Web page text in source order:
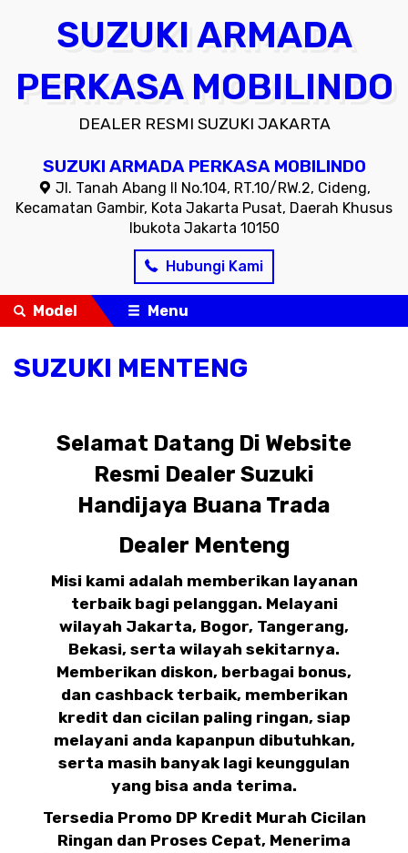
SUZUKI ARMADA
PERKASA MOBILINDO
DEALER RESMI SUZUKI JAKARTA
SUZUKI ARMADA PERKASA MOBILINDO
Jl. Tanah Abang II No.104, RT.10/RW.2, Cideng,
Kecamatan Gambir, Kota Jakarta Pusat, Daerah Khusus
Ibukota Jakarta 10150
Hubungi Kami
Model Menu
SUZUKI MENTENG
Selamat Datang Di Website
Resmi Dealer Suzuki
Handijaya Buana Trada
Dealer Menteng
Misi kami adalah memberikan layanan
terbaik bagi pelanggan. Melayani
wilayah Jakarta, Bogor, Tangerang,
Bekasi, serta wilayah sekitarnya.
Memberikan diskon, berbagai bonus,
dan cashback terbaik, memberikan
kredit dan cicilan paling ringan, siap
melayani anda kapanpun dibutuhkan,
serta masih banyak lagi keunggulan
yang bisa anda terima.
Tersedia Promo DP Kredit Murah Cicilan
Ringan dan Proses Cepat, Menerima